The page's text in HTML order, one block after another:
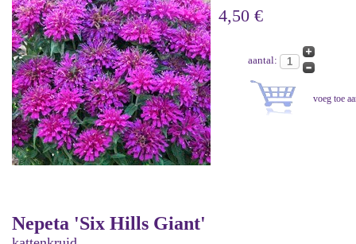
4,50 €
aantal:
Nepeta 'Six Hills Giant'